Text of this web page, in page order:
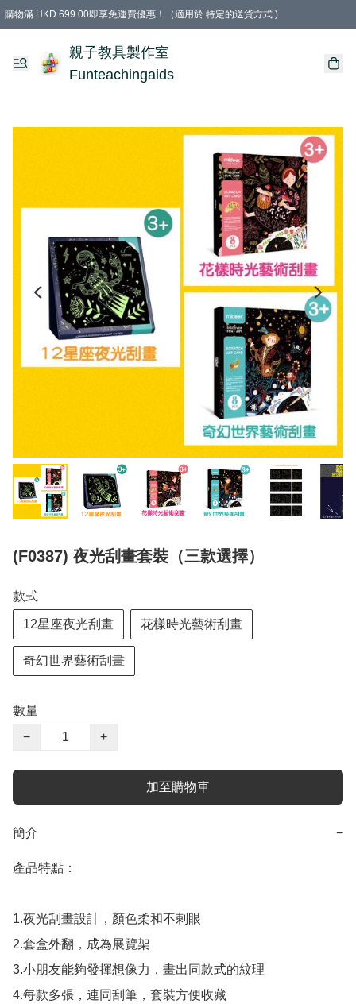
購物滿 HKD 699.00即享免運費優惠！（適用於 特定的送貨方式 )
凡購物滿HKD 699.00，即享免費禮品
親子教具製作室
Funteachingaids
(F0387) 夜光刮畫套裝（三款選擇）
款式
12星座夜光刮畫 花樣時光藝術刮畫
奇幻世界藝術刮畫
數量
−
+
加至購物車
簡介 −
產品特點：
1.夜光刮畫設計，顏色柔和不剌眼
2.套盒外翻，成為展覽架
3.小朋友能夠發揮想像力，畫出同款式的紋理
4.每款多張，連同刮筆，套裝方便收藏